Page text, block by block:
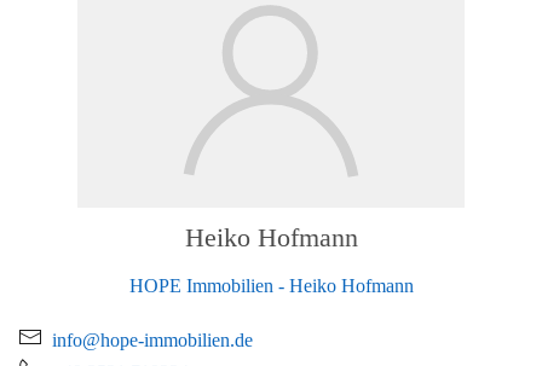
Heiko Hofmann
HOPE Immobilien - Heiko Hofmann
info@hope-immobilien.de